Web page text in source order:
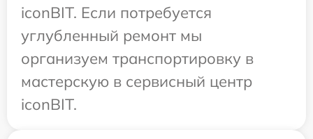
iconBIT. Если потребуется
углубленный ремонт мы
организуем транспортировку в
мастерскую в сервисный центр
iconBIT.